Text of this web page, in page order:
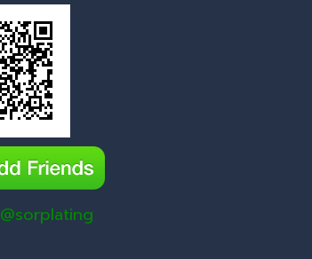
@sorplating